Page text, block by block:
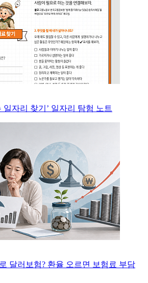
일자리 찾기’ 일자리 탐험 노트
달러보험? 환율 오르면 보험료 부담